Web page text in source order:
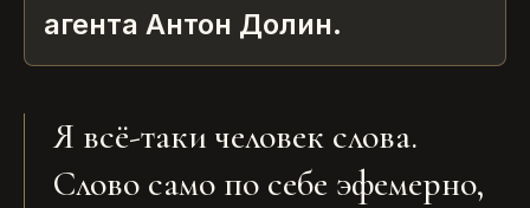
агента Антон Долин.
Я всё-таки человек слова.
Слово само по себе эфемерно,